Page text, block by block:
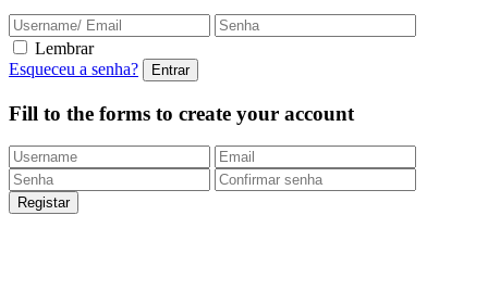
Lembrar
Esqueceu a senha?
Fill to the forms to create your account